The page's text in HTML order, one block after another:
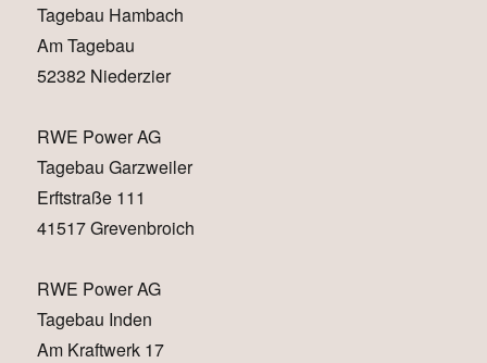
Tagebau Hambach
Am Tagebau
52382 Niederzier
RWE Power AG
Tagebau Garzweiler
Erftstraße 111
41517 Grevenbroich
RWE Power AG
Tagebau Inden
Am Kraftwerk 17